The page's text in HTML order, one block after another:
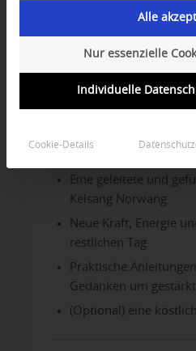
Danach gibt es optional
Suppe. Die Meditationen
geschlossen und eignen
Fortgeschrittene. Alle
Eine geleitete und
Kelsang Norwang
Neue Kraft, Energie
restlichen Tag
Praktische
Gedanken um
(Optional) eine
Alle
Nur essenzielle
Individuelle
Cookie-Details